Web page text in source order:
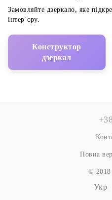
Замовляйте дзеркало, яке
інтер’єру.
Конструктор
дзеркал
Повна
© 2018
Укр